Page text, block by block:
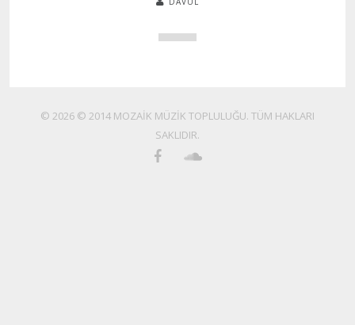
© 2026 © 2014 MOZAİK MÜZİK TOPLULUĞU. TÜM HAKLARI
SAKLIDIR.